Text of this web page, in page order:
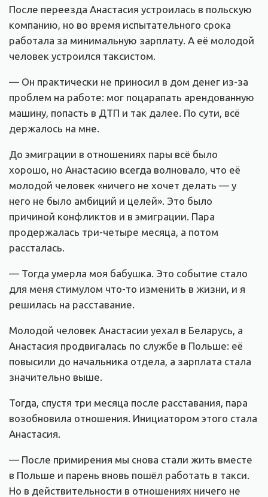
После переезда Анастасия устроилась в польскую
компанию, но во время испытательного срока
работала за минимальную зарплату. А её молодой
человек устроился таксистом.
— Он практически не приносил в дом денег из-за
проблем на работе: мог поцарапать арендованную
машину, попасть в ДТП и так далее. По сути, всё
держалось на мне.
До эмиграции в отношениях пары всё было
хорошо, но Анастасию всегда волновало, что её
молодой человек «ничего не хочет делать — у
него не было амбиций и целей». Это было
причиной конфликтов и в эмиграции. Пара
продержалась три-четыре месяца, а потом
рассталась.
— Тогда умерла моя бабушка. Это событие стало
для меня стимулом что-то изменить в жизни, и я
решилась на расставание.
Молодой человек Анастасии уехал в Беларусь, а
Анастасия продвигалась по службе в Польше: её
повысили до начальника отдела, а зарплата стала
значительно выше.
Тогда, спустя три месяца после расставания, пара
возобновила отношения. Инициатором этого стала
Анастасия.
— После примирения мы снова стали жить вместе
в Польше и парень вновь пошёл работать в такси.
Но в действительности в отношениях ничего не